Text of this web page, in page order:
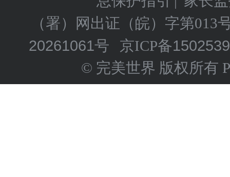
（署）网出证（皖）字第013
20261061号 京ICP备
© 完美世界 版权所有